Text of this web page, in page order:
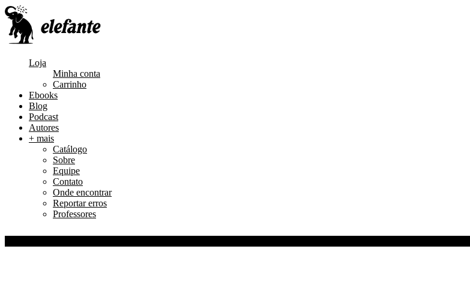
Loja
Minha conta
Carrinho
Ebooks
Blog
Podcast
Autores
+ mais
Catálogo
Sobre
Equipe
Contato
Onde encontrar
Reportar erros
Professores